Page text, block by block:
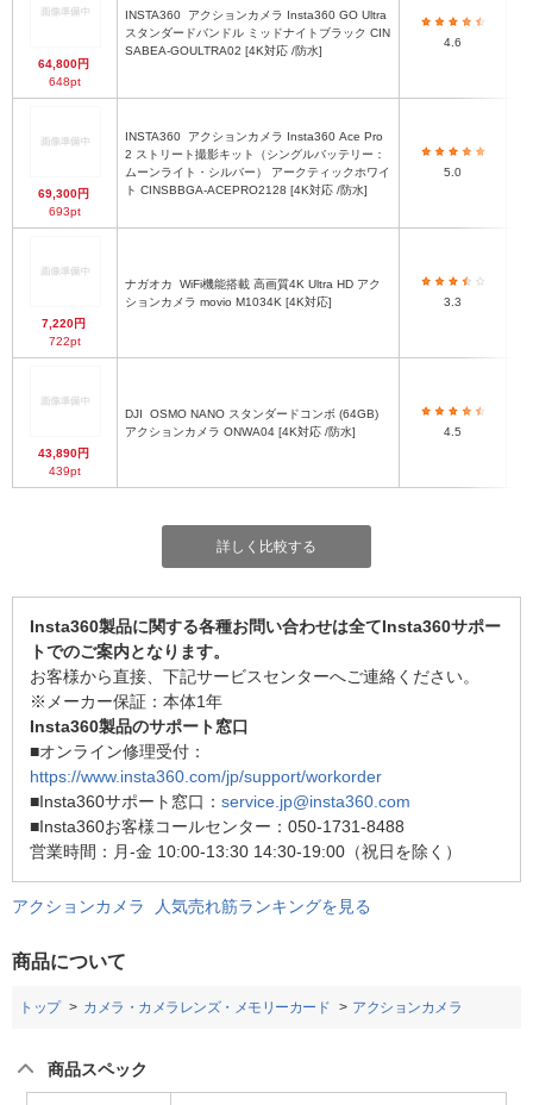
64,800円
648pt
INSTA360
スタンダードバンドル ミッドナイトブラック CIN
SABEA-GOULTRA02 [4K対応 /防水]
4.6
69,300円
693pt
INSTA360
2 ストリート撮影キット（シングルバッテリー：
ムーンライト・シルバー） アークティックホワイ
ト CINSBBGA-ACEPRO2128 [4K対応 /防水]
5.0
7,220円
722pt
ナガオカ
ションカメラ movio M1034K [4K対応]
3.3
43,890円
439pt
DJI
アクションカメラ ONWA04 [4K対応 /防水]
4.5
詳しく比較する
Insta360製品に関する各種お問い合わせは全てInsta360サポー
トでのご案内となります。
お客様から直接、下記サービスセンターへご連絡ください。
※メーカー保証：本体1年
Insta360製品のサポート窓口
■オンライン修理受付：
https://www.insta360.com/jp/support/workorder
■Insta360サポート窓口： service.jp@insta360.com
■Insta360お客様コールセンター：050-1731-8488
営業時間：月-金 10:00-13:30 14:30-19:00（祝日を除く）
アクションカメラ 人気売れ筋ランキングを見る
商品について
トップ カメラ・カメラレンズ・メモリーカード アクションカメラ
商品スペック